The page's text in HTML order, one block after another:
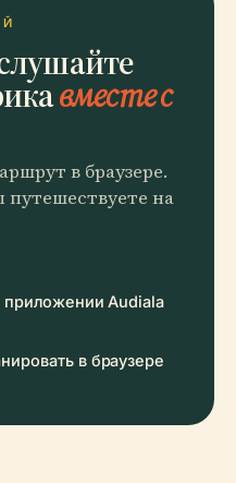
вместе с
в браузере.
на
приложении Audiala
в браузере